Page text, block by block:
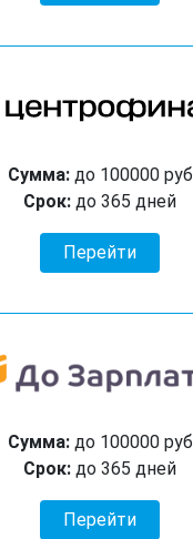
Сумма:до 100000 руб
Срок: до 365 дней
Перейти
Сумма:до 100000 руб
Срок: до 365 дней
Перейти